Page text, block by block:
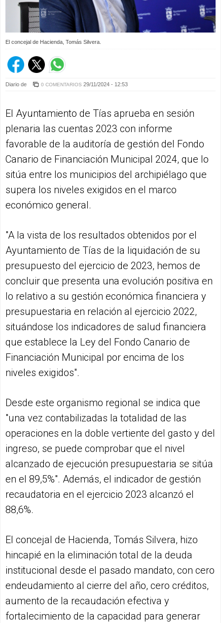
El concejal de Hacienda, Tomás Silvera.
Diario de 0 COMENTARIOS 29/11/2024 - 12:53
El Ayuntamiento de Tías aprueba en sesión
plenaria las cuentas 2023 con informe
favorable de la auditoría de gestión del Fondo
Canario de Financiación Municipal 2024, que lo
sitúa entre los municipios del archipiélago que
supera los niveles exigidos en el marco
económico general.
"A la vista de los resultados obtenidos por el
Ayuntamiento de Tías de la liquidación de su
presupuesto del ejercicio de 2023, hemos de
concluir que presenta una evolución positiva en
lo relativo a su gestión económica financiera y
presupuestaria en relación al ejercicio 2022,
situándose los indicadores de salud financiera
que establece la Ley del Fondo Canario de
Financiación Municipal por encima de los
niveles exigidos".
Desde este organismo regional se indica que
"una vez contabilizadas la totalidad de las
operaciones en la doble vertiente del gasto y del
ingreso, se puede comprobar que el nivel
alcanzado de ejecución presupuestaria se sitúa
en el 89,5%". Además, el indicador de gestión
recaudatoria en el ejercicio 2023 alcanzó el
88,6%.
El concejal de Hacienda, Tomás Silvera, hizo
hincapié en la eliminación total de la deuda
institucional desde el pasado mandato, con cero
endeudamiento al cierre del año, cero créditos,
aumento de la recaudación efectiva y
fortalecimiento de la capacidad para generar